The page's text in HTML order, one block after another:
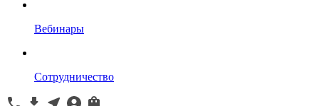
Вебинары
Сотрудничество